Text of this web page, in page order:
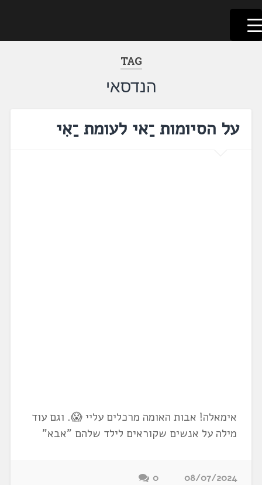
דלג
לתוכן
לשוניאדה
עברית. לשון. שפה
TAG
הנדסאי
על הסיומות ־ַאי לעומת ־ַאִי
אימאלה! אבות האומה מרכלים עליי 😱. וגם עוד
מילה על אנשים שקוראים לילד שלהם "אבא"
08/07/2024
0